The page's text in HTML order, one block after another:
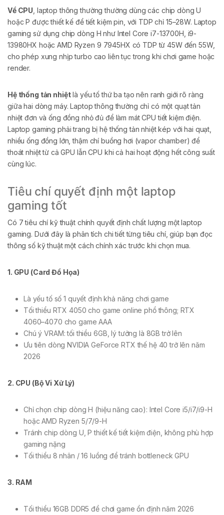
Về CPU , laptop thông thường thường dùng các chip dòng U
hoặc P được thiết kế để tiết kiệm pin, với TDP chỉ 15–28W. Laptop
gaming sử dụng chip dòng H như Intel Core i7-13700H, i9-
13980HX hoặc AMD Ryzen 9 7945HX có TDP từ 45W đến 55W,
cho phép xung nhịp turbo cao liên tục trong khi chơi game hoặc
render.
Hệ thống tản nhiệtlà yếu tố thứ ba tạo nên ranh giới rõ ràng
giữa hai dòng máy. Laptop thông thường chỉ có một quạt tản
nhiệt đơn và ống đồng nhỏ đủ để làm mát CPU tiết kiệm điện.
Laptop gaming phải trang bị hệ thống tản nhiệt kép với hai quạt,
nhiều ống đồng lớn, thậm chí buồng hơi (vapor chamber) để
thoát nhiệt từ cả GPU lẫn CPU khi cả hai hoạt động hết công suất
cùng lúc.
Tiêu chí quyết định một laptop
gaming tốt
Có 7 tiêu chí kỹ thuật chính quyết định chất lượng một laptop
gaming. Dưới đây là phân tích chi tiết từng tiêu chí, giúp bạn đọc
thông số kỹ thuật một cách chính xác trước khi chọn mua.
1. GPU (Card Đồ Họa)
Là yếu tố số 1 quyết định khả năng chơi game
Tối thiểu RTX 4050 cho game online phổ thông; RTX
4060–4070 cho game AAA
Chú ý VRAM: tối thiểu 6GB, lý tưởng là 8GB trở lên
Ưu tiên dòng NVIDIA GeForce RTX thế hệ 40 trở lên năm
2026
2. CPU (Bộ Vi Xử Lý)
Chỉ chọn chip dòng H (hiệu năng cao): Intel Core i5/i7/i9-H
hoặc AMD Ryzen 5/7/9-H
Tránh chip dòng U, P thiết kế tiết kiệm điện, không phù hợp
gaming nặng
Tối thiểu 8 nhân / 16 luồng để tránh bottleneck GPU
3. RAM
Tối thiểu 16GB DDR5 để chơi game ổn định năm 2026